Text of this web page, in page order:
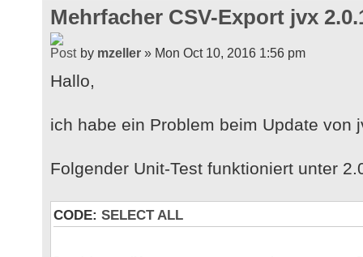
Mehrfacher CSV-Export jvx
by mzeller » Mon Oct 10, 2016 1:56 pm
Hallo,
ich habe ein Problem beim Update von
Folgender Unit-Test funktioniert unter
CODE: SELECT ALL